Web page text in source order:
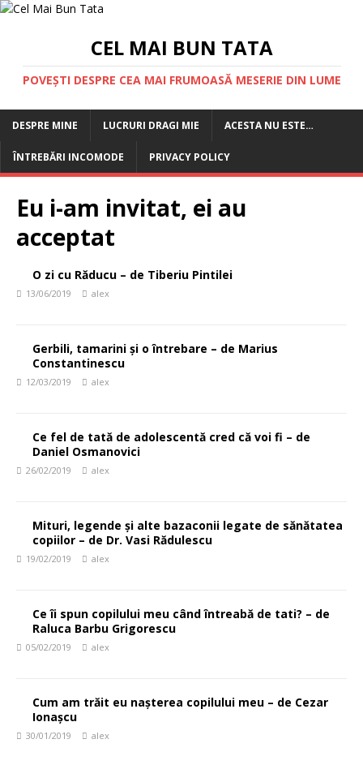
CEL MAI BUN TATA
POVEȘTI DESPRE CEA MAI FRUMOASĂ MESERIE DIN LUME
DESPRE MINE LUCRURI DRAGI MIE ACESTA NU ESTE…
ÎNTREBĂRI INCOMODE PRIVACY POLICY
Eu i-am invitat, ei au
acceptat
O zi cu Răducu – de Tiberiu Pintilei
13/06/2019 alex
Gerbili, tamarini și o întrebare – de Marius
Constantinescu
12/03/2019 alex
Ce fel de tată de adolescentă cred că voi fi – de
Daniel Osmanovici
26/02/2019 alex
Mituri, legende și alte bazaconii legate de sănătatea
copiilor – de Dr. Vasi Rădulescu
19/02/2019 alex
Ce îi spun copilului meu când întreabă de tati? – de
Raluca Barbu Grigorescu
05/02/2019 alex
Cum am trăit eu nașterea copilului meu – de Cezar
Ionașcu
30/01/2019 alex